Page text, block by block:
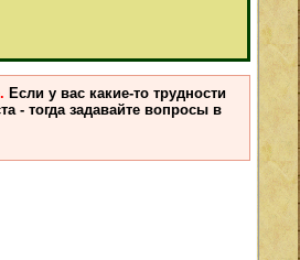
Если у вас какие-то трудности
- тогда задавайте вопросы в